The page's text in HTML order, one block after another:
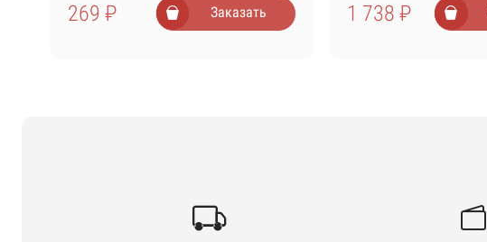
269 ₽ Заказать 1 738 ₽